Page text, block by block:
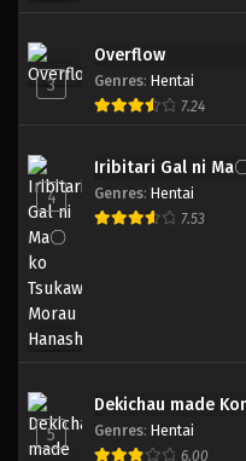
3
Overflow
Genres: Hentai
7.24
4
Iribitari Gal ni Ma
Genres: Hentai
7.53
5
Dekichau made
Genres: Hentai
6.00